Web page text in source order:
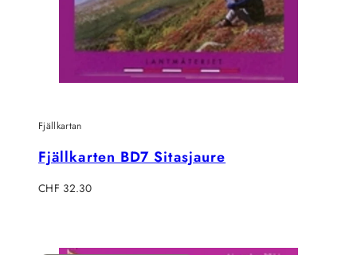
Fjällkartan
Fjällkarten BD7 Sitasjaure
Regulärer
CHF 32.30